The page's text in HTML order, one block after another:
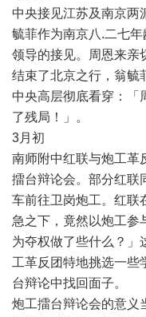
中央接见江苏及南京两
毓菲作为南京八 .二七
领导的接见。周恩来亲
结束了北京之行，翁毓
中央高层彻底看穿：「
了残局！」。
3月初
南师附中红联与炮工革
擂台辩论会。部分红联
车前往卫岗炮工。红联
急之下，竟然以炮工参
为夺权做了些什么？」
工革反团特地挑选一些
台辩论中找回面子。
炮工擂台辩论会的意义